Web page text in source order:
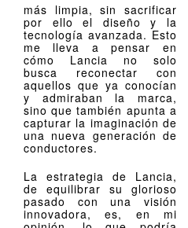
más limpia, sin sacrificar
por ello el diseño y la
tecnología avanzada. Esto
me lleva a pensar en
cómo Lancia no solo
busca reconectar con
aquellos que ya conocían
y admiraban la marca,
sino que también apunta a
capturar la imaginación de
una nueva generación de
conductores.
La estrategia de Lancia,
de equilibrar su glorioso
pasado con una visión
innovadora, es, en mi